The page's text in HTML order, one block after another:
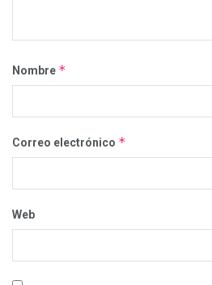
Nombre *
Correo electrónico *
Web